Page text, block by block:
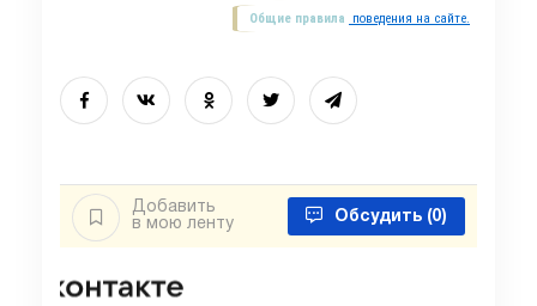
Общие правила поведения на сайте.
Добавить
в мою ленту
Обсудить (0)